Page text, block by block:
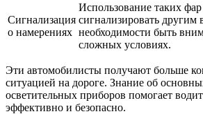
Сигнализация
о намерениях
Использование таких
сигнализировать другим
необходимости быть
сложных условиях.
Эти автомобилисты получают больше
ситуацией на дороге. Знание об
осветительных приборов помогает
эффективно и безопасно.